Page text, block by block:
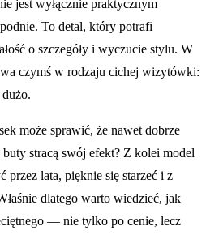
jest wyłącznie praktycznym
To detal, który potrafi
o szczegóły i wyczucie stylu. W
czymś w rodzaju cichej wizytówki:
może sprawić, że nawet dobrze
stracą swój efekt? Z kolei model
przez lata, pięknie się starzeć i z
dlatego warto wiedzieć, jak
— nie tylko po cenie, lecz